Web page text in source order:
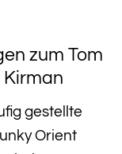
zum Tom
Kirman
gestellte
Orient